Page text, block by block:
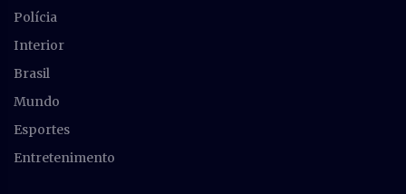
Polícia
Interior
Brasil
Mundo
Esportes
Entretenimento